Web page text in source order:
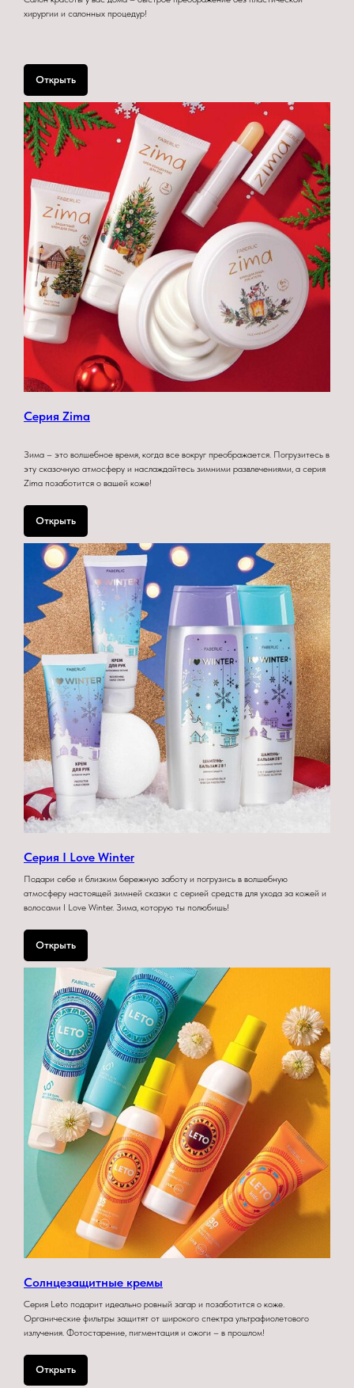
хирургии и салонных процедур!
Открыть
Серия Zima
Зима – это волшебное время, когда все вокруг преображается. Погрузитесь в
эту сказочную атмосферу и наслаждайтесь зимними развлечениями, а серия
Zima позаботится о вашей коже!
Открыть
Серия I Love Winter
Подари себе и близким бережную заботу и погрузись в волшебную
атмосферу настоящей зимней сказки с серией средств для ухода за кожей и
волосами I Love Winter. Зима, которую ты полюбишь!
Открыть
Солнцезащитные кремы
Серия Leto подарит идеально ровный загар и позаботится о коже.
Органические фильтры защитят от широкого спектра ультрафиолетового
излучения. Фотостарение, пигментация и ожоги – в прошлом!
Открыть